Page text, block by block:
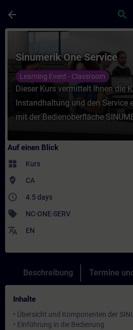
arrow_back search
Kurs - Sinumerik One
Sinumerik One Service
Learning Event - Classroom
Dieser Kurs vermittelt Ihnen die
Instandhaltung und den Service
mit der Bedienoberfläche
Auf einen Blick
widgets Kurs
where_to_vote CA
access_time 4.5 days
sell NC-ONE-SERV
translate EN
Beschreibung Termine
Inhalte
• Übersicht und Komponenten der
• Einführung in die Bedienung